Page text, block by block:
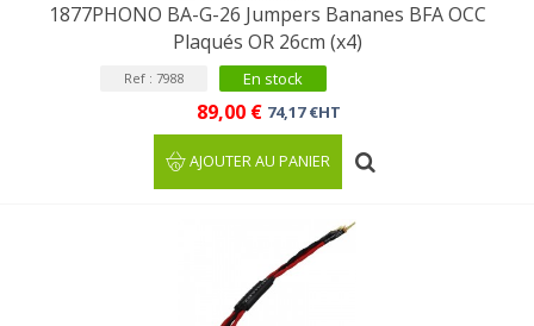
1877PHONO BA-G-26 Jumpers Bananes BFA OCC
Plaqués OR 26cm (x4)
Ref : 7988 En stock
89,00 € 74,17 €HT
AJOUTER AU PANIER